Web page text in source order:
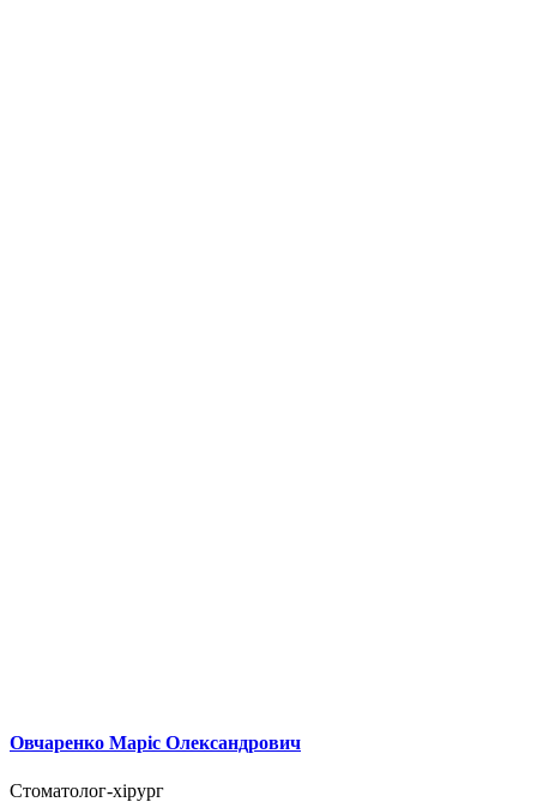
Овчаренко Маріс Олександрович
Стоматолог-хірург